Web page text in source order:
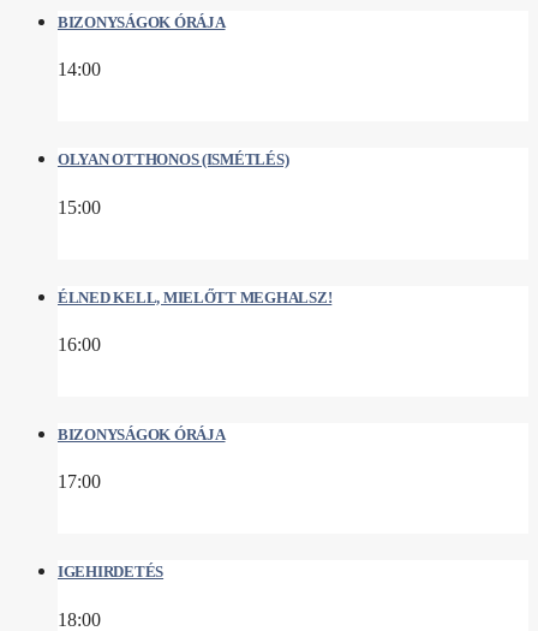
BIZONYSÁGOK ÓRÁJA
14:00
OLYAN OTTHONOS (ISMÉTLÉS)
15:00
ÉLNED KELL, MIELŐTT MEGHALSZ!
16:00
BIZONYSÁGOK ÓRÁJA
17:00
IGEHIRDETÉS
18:00